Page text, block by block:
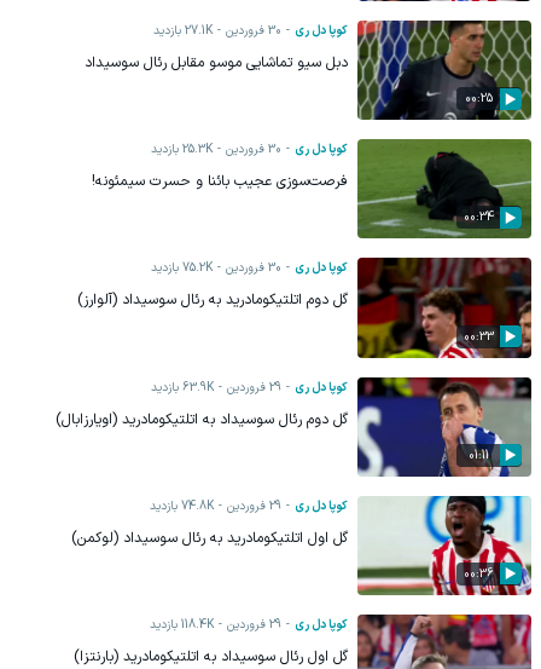
00:25
کوپا دل ری 30 فروردين 27.1Kبازدید
دبل سیو تماشایی موسو مقابل رئال سوسیداد
00:34
کوپا دل ری 30 فروردين 25.3Kبازدید
فرصت‌سوزی عجیب بائنا و حسرت سیمئونه!
00:33
کوپا دل ری 30 فروردين 75.2Kبازدید
گل دوم اتلتیکومادرید به رئال سوسیداد (آلوارز)
01:11
کوپا دل ری 29 فروردين 63.9Kبازدید
گل دوم رئال سوسیداد به اتلتیکومادرید (اویارزابال)
00:36
کوپا دل ری 29 فروردين 74.8Kبازدید
گل اول اتلتیکومادرید به رئال سوسیداد (لوکمن)
کوپا دل ری 29 فروردين 118.4Kبازدید
گل اول رئال سوسیداد به اتلتیکومادرید (بارنتزا)